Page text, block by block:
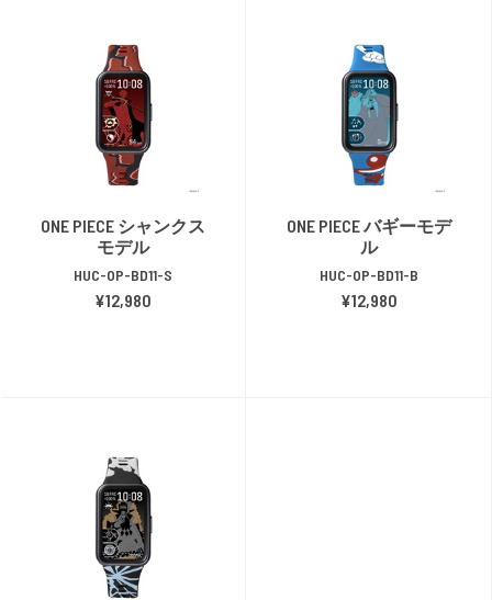
ONE PIECE シャンクス
モデル
HUC-OP-BD11-S
¥12,980
ONE PIECE バギーモデ
ル
HUC-OP-BD11-B
¥12,980